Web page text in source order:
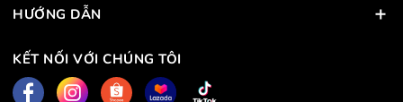
HƯỚNG DẪN
KẾT NỐI VỚI CHÚNG TÔI